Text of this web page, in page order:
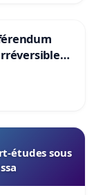
études sous